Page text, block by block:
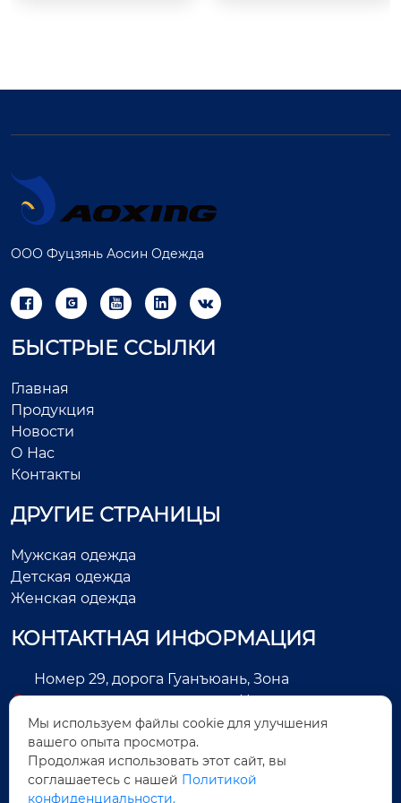
ООО Фуцзянь Аосин Одежда
    
БЫСТРЫЕ ССЫЛКИ
Главная
Продукция
Новости
О Нас
Контакты
ДРУГИЕ СТРАНИЦЫ
Мужская одежда
Детская одежда
Женская одежда
КОНТАКТНАЯ ИНФОРМАЦИЯ
Номер 29, дорога Гуанъюань, Зона
экономического развития, Цзиньцзян, город
Цюаньчжоу, провинция Фуцзянь, Китай
+86-13505025552
Legas@aoxing.com.cn
Мы используем файлы cookie для улучшения
вашего опыта просмотра.
Продолжая использовать этот сайт, вы
соглашаетесь с нашей Политикой
конфиденциальности.